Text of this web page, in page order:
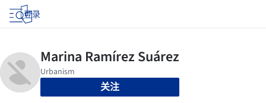
登录
关注